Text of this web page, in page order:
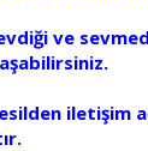
ve
iletişim